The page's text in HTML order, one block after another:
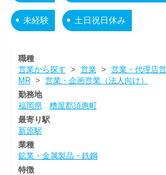
未経験 土日祝日休み
職種
営業から探す > 営業> 営業・代理店
MR> 営業・企画営業（法人向け）
勤務地
福岡県
糟屋郡須惠町
最寄り駅
新原駅
業種
鉱業・金属製品・鉄鋼
特徴